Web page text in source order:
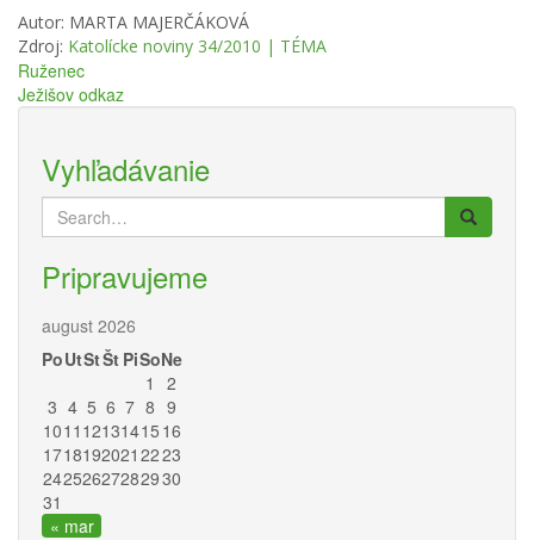
Autor: MARTA MAJERČÁKOVÁ
Zdroj: Katolícke noviny 34/2010 | TÉMA
Navigácia
v
článku
Ruženec
Ježišov odkaz
Vyhľadávanie
Search
for:
Pripravujeme
august 2026
PoUtStŠt PiSoNe
« mar
1
2
3 4 5 6 7 8 9
1011 12131415 16
1718192021 2223
24252627282930
31